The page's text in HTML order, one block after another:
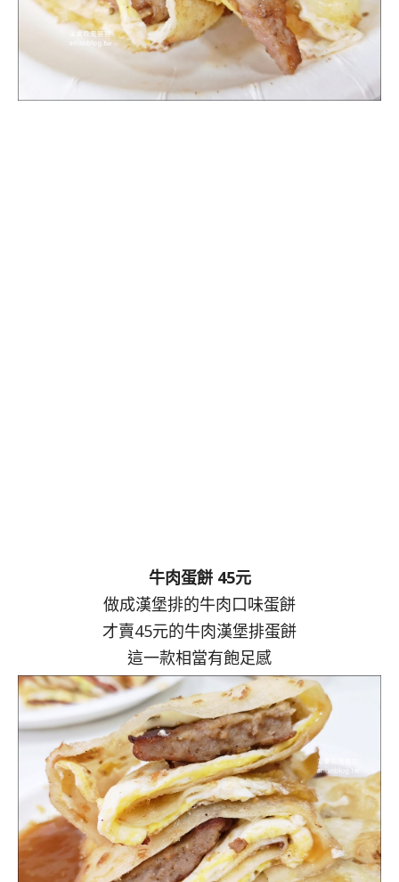
牛肉蛋餅 45元
做成漢堡排的牛肉口味蛋餅
才賣45元的牛肉漢堡排蛋餅
這一款相當有飽足感